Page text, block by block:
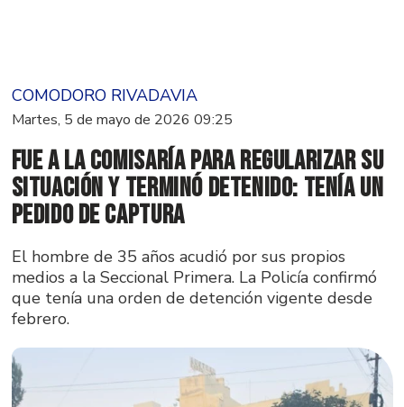
COMODORO RIVADAVIA
Martes, 5 de mayo de 2026 09:25
Fue a la comisaría para regularizar su
situación y terminó detenido: tenía un
pedido de captura
El hombre de 35 años acudió por sus propios
medios a la Seccional Primera. La Policía confirmó
que tenía una orden de detención vigente desde
febrero.